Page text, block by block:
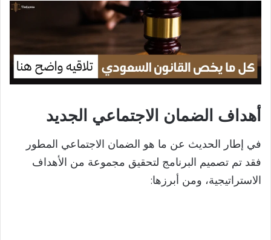
أهداف الضمان الاجتماعي الجديد
في إطار الحديث عن ما هو الضمان الاجتماعي المطور
فقد تم تصميم البرنامج لتحقيق مجموعة من الأهداف
الاستراتيجية، ومن أبرزها: